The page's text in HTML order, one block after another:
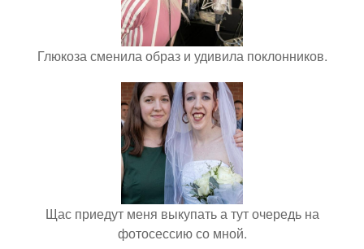
Глюкоза сменила образ и удивила поклонников.
Щас приедут меня выкупать а тут очередь на
фотосессию со мной.